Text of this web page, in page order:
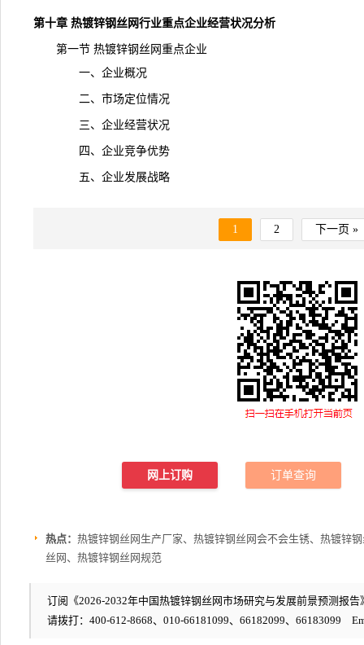
第十章 热镀锌钢丝网行业重点企业经营状况分析
第一节 热镀锌钢丝网重点企业
一、企业概况
二、市场定位情况
三、企业经营状况
四、企业竞争优势
五、企业发展战略
1 2 下一页 »
网上订购 订单查询
热点： 热镀锌钢丝网生产厂家、热镀锌钢丝网会不会生锈、热镀锌
丝网、热镀锌钢丝网规范
订阅《2026-2032年中国热镀锌钢丝网市场研究与发展前景预测报告
请拨打：400-612-8668、010-66181099、66182099、66183099